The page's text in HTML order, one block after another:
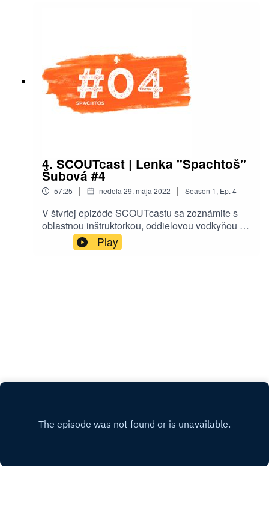
4. SCOUTcast | Lenka "Spachtoš"
Šubová #4
57:25 | nedeľa 29. mája 2022 | Season 1, Ep. 4
V štvrtej epizóde SCOUTcastu sa zoznámite s
oblastnou inštruktorkou, oddielovou vodkyňou a
predovšetkým vtipnou osobou, Lenkou a.k.a.
Spachtošom. Okrem jej osobného života Vám
Play